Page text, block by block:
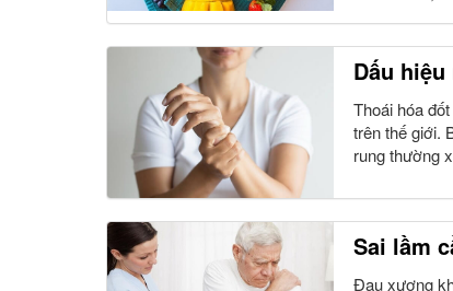
Dấu
Thoái hóa
trên thế giới.
rung thường
Sai lầm
Đau xương